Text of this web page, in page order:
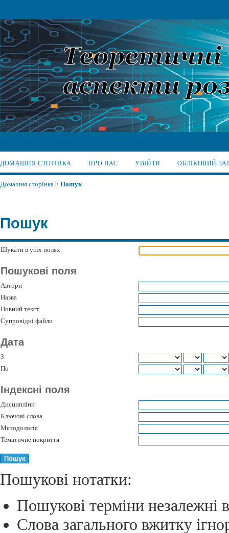
ДОМАШНЯ СТОРІНКА ПРО НАС УВІЙТИ ОБЛІКОВИЙ
Домашня сторінка > Пошук
Пошук
Шукати в усіх полях
Пошукові поля
Автори
Назва
Повний текст
Супровідні файли
Дата
З
По
Індексні поля
Дисципліни
Ключові слова
Методологія
Тематичне покриття
Пошукові нотатки:
Пошукові терміни незалежні
Слова загального вжитку